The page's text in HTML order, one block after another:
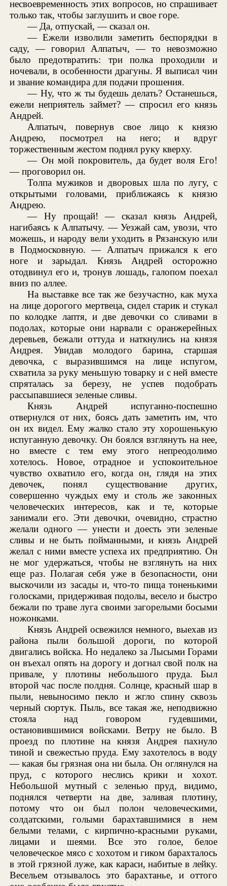
несвоевременность этих вопросов, но спрашивает
только так, чтобы заглушить и свое горе.
— Да, отпускай, — сказал он.
— Ежели изволили заметить беспорядки в
саду, — говорил Алпатыч, — то невозможно
было предотвратить: три полка проходили и
ночевали, в особенности драгуны. Я выписал чин
и звание командира для подачи прошения.
— Ну, что ж ты будешь делать? Останешься,
ежели неприятель займет? — спросил его князь
Андрей.
Алпатыч, повернув свое лицо к князю
Андрею, посмотрел на него; и вдруг
торжественным жестом поднял руку кверху.
— Он мой покровитель, да будет воля Его!
— проговорил он.
Толпа мужиков и дворовых шла по лугу, с
открытыми головами, приближаясь к князю
Андрею.
— Ну прощай! — сказал князь Андрей,
нагибаясь к Алпатычу. — Уезжай сам, увози, что
можешь, и народу вели уходить в Рязанскую или
в Подмосковную. — Алпатыч прижался к его
ноге и зарыдал. Князь Андрей осторожно
отодвинул его и, тронув лошадь, галопом поехал
вниз по аллее.
На выставке все так же безучастно, как муха
на лице дорогого мертвеца, сидел старик и стукал
по колодке лаптя, и две девочки со сливами в
подолах, которые они нарвали с оранжерейных
деревьев, бежали оттуда и наткнулись на князя
Андрея. Увидав молодого барина, старшая
девочка, с выразившимся на лице испугом,
схватила за руку меньшую товарку и с ней вместе
спряталась за березу, не успев подобрать
рассыпавшиеся зеленые сливы.
Князь Андрей испуганно-поспешно
отвернулся от них, боясь дать заметить им, что
он их видел. Ему жалко стало эту хорошенькую
испуганную девочку. Он боялся взглянуть на нее,
но вместе с тем ему этого непреодолимо
хотелось. Новое, отрадное и успокоительное
чувство охватило его, когда он, глядя на этих
девочек, понял существование других,
совершенно чуждых ему и столь же законных
человеческих интересов, как и те, которые
занимали его. Эти девочки, очевидно, страстно
желали одного — унести и доесть эти зеленые
сливы и не быть пойманными, и князь Андрей
желал с ними вместе успеха их предприятию. Он
не мог удержаться, чтобы не взглянуть на них
еще раз. Полагая себя уже в безопасности, они
выскочили из засады и, что-то пища тоненькими
голосками, придерживая подолы, весело и быстро
бежали по траве луга своими загорелыми босыми
ножонками.
Князь Андрей освежился немного, выехав из
района пыли большой дороги, по которой
двигались войска. Но недалеко за Лысыми Горами
он въехал опять на дорогу и догнал свой полк на
привале, у плотины небольшого пруда. Был
второй час после полдня. Солнце, красный шар в
пыли, невыносимо пекло и жгло спину сквозь
черный сюртук. Пыль, все такая же, неподвижно
стояла над говором гудевшими,
остановившимися войсками. Ветру не было. В
проезд по плотине на князя Андрея пахнуло
тиной и свежестью пруда. Ему захотелось в воду
— какая бы грязная она ни была. Он оглянулся на
пруд, с которого неслись крики и хохот.
Небольшой мутный с зеленью пруд, видимо,
поднялся четверти на две, заливая плотину,
потому что он был полон человеческими,
солдатскими, голыми барахтавшимися в нем
белыми телами, с кирпично-красными руками,
лицами и шеями. Все это голое, белое
человеческое мясо с хохотом и гиком барахталось
в этой грязной луже, как караси, набитые в лейку.
Весельем отзывалось это барахтанье, и оттого